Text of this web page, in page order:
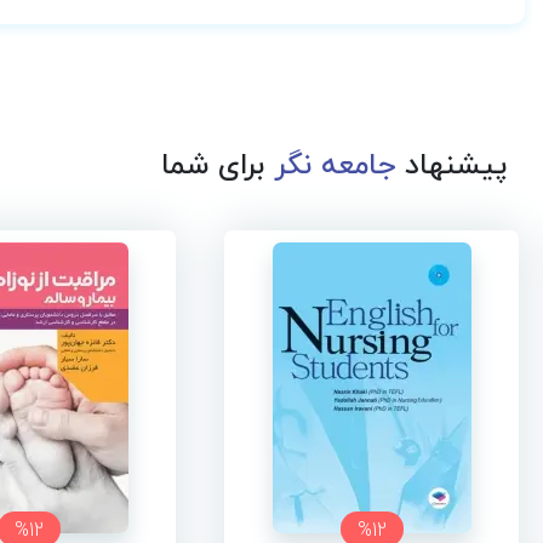
پیشنهادجامعه نگربرای شما
%12
%12